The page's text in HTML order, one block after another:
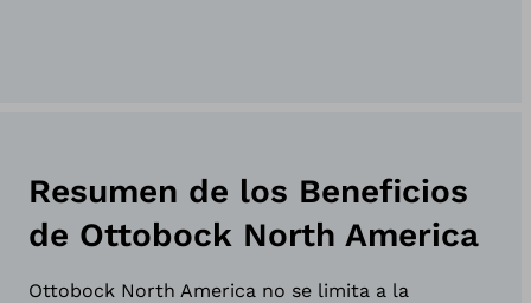
Resumen de los Beneficios
de Ottobock North America
Ottobock North America no se limita a la